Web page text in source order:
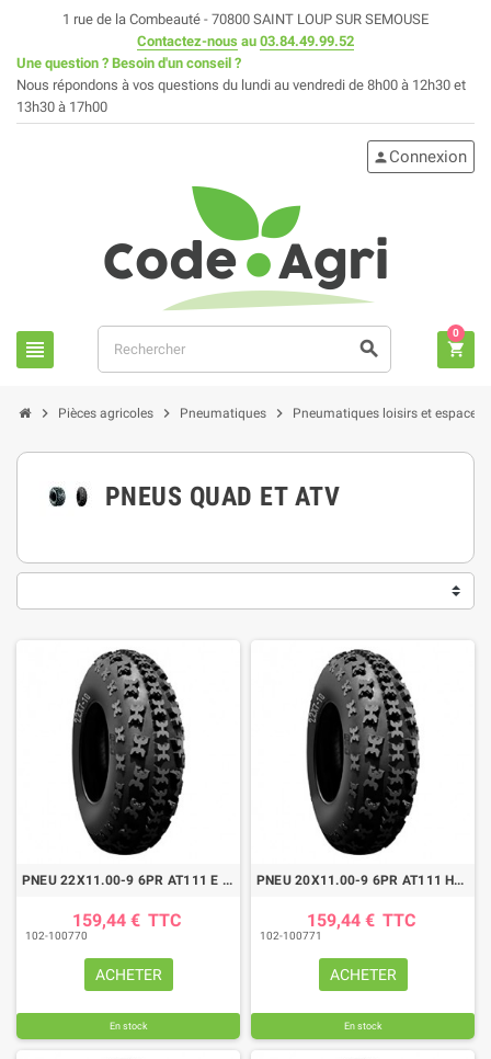
1 rue de la Combeauté - 70800 SAINT LOUP SUR SEMOUSE
Contactez-nous au 03.84.49.99.52
Une question ? Besoin d'un conseil ?
Nous répondons à vos questions du lundi au vendredi de 8h00 à 12h30 et
13h30 à 17h00
view_headline search
person Connexion
shopping_cart
0
chevron_right Pièces agricoles chevron_right Pneumatiques chevron_right Pneumatiques loisirs et espaces
PNEUS QUAD ET ATV
PNEU 22X11.00-9 6PR AT111 E TL
159,44 € TTC
102-100770
ACHETER
En stock
PNEU 20X11.00-9 6PR AT111 HD ETL
159,44 € TTC
102-100771
ACHETER
En stock